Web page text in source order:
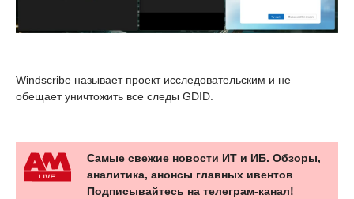
Windscribe называет проект исследовательским и не
обещает уничтожить все следы GDID.
Самые свежие новости ИТ и ИБ. Обзоры,
аналитика, анонсы главных ивентов
Подписывайтесь на телеграм-канал!